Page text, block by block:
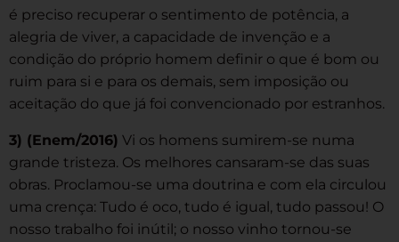
é preciso recuperar o sentimento de potência, a
alegria de viver, a capacidade de invenção e a
condição do próprio homem definir o que é bom ou
ruim para si e para os demais, sem imposição ou
aceitação do que já foi convencionado por estranhos.
3) (Enem/2016) Vi os homens sumirem-se numa
grande tristeza. Os melhores cansaram-se das suas
obras. Proclamou-se uma doutrina e com ela circulou
uma crença: Tudo é oco, tudo é igual, tudo passou! O
nosso trabalho foi inútil; o nosso vinho tornou-se